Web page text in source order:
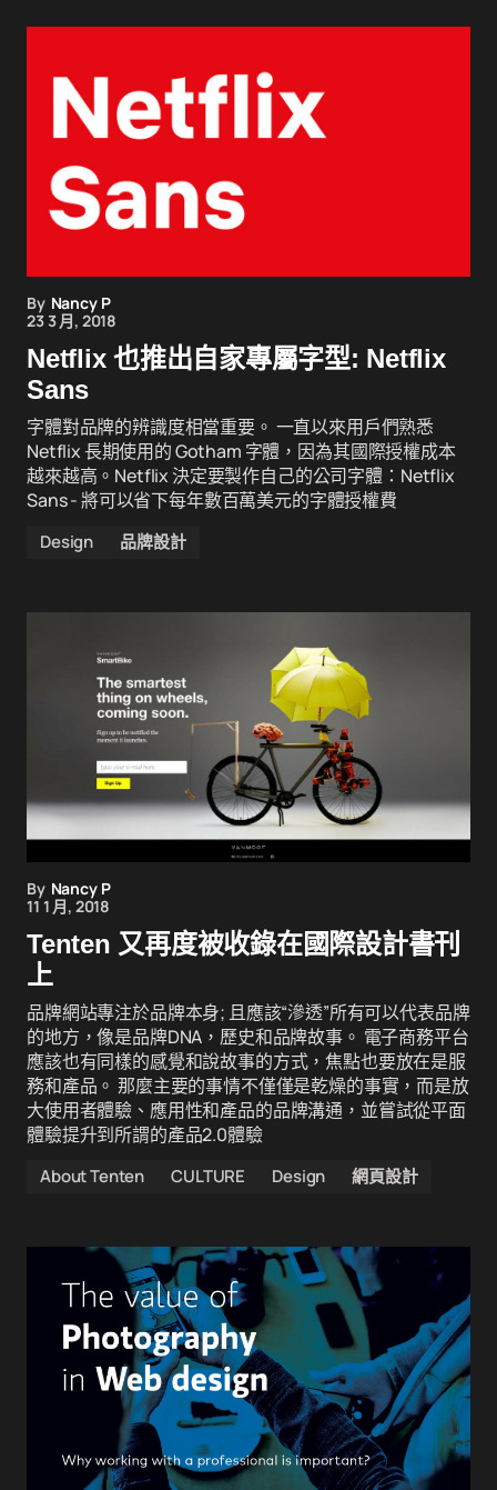
By Nancy P
23 3 月, 2018
Netflix 也推出自家專屬字型: Netflix
Sans
字體對品牌的辨識度相當重要。 一直以來用戶們熟悉
Netflix 長期使用的 Gotham 字體，因為其國際授權成本
越來越高。Netflix 決定要製作自己的公司字體：Netflix
Sans - 將可以省下每年數百萬美元的字體授權費
Design 品牌設計
By Nancy P
11 1 月, 2018
Tenten 又再度被收錄在國際設計書刊
上
品牌網站專注於品牌本身; 且應該“滲透”所有可以代表品牌
的地方，像是品牌DNA，歷史和品牌故事。 電子商務平台
應該也有同樣的感覺和說故事的方式，焦點也要放在是服
務和產品。 那麼主要的事情不僅僅是乾燥的事實，而是放
大使用者體驗、應用性和產品的品牌溝通，並嘗試從平面
體驗提升到所謂的產品2.0體驗
About Tenten CULTURE Design 網頁設計